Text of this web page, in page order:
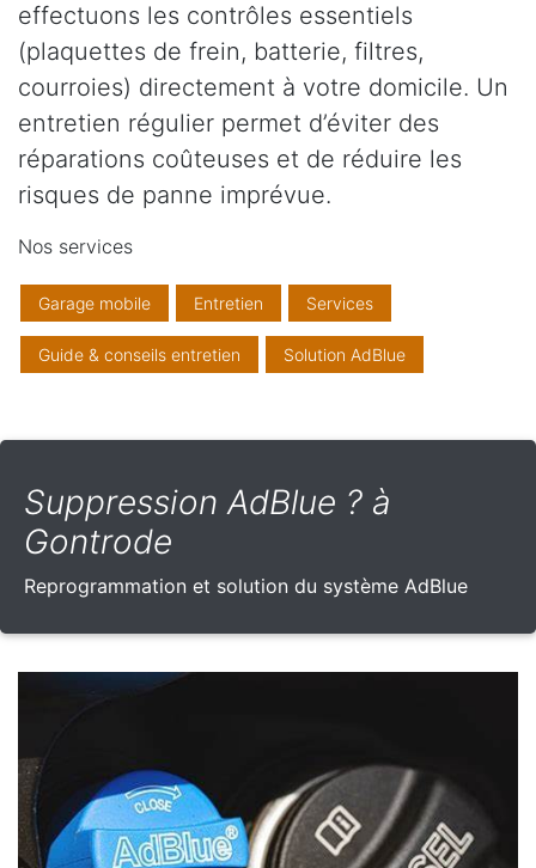
effectuons les contrôles essentiels
(plaquettes de frein, batterie, filtres,
courroies) directement à votre domicile. Un
entretien régulier permet d’éviter des
réparations coûteuses et de réduire les
risques de panne imprévue.
Nos services
Garage mobile Entretien Services
Guide & conseils entretien Solution AdBlue
Suppression AdBlue ? à
Gontrode
Reprogrammation et solution du système AdBlue